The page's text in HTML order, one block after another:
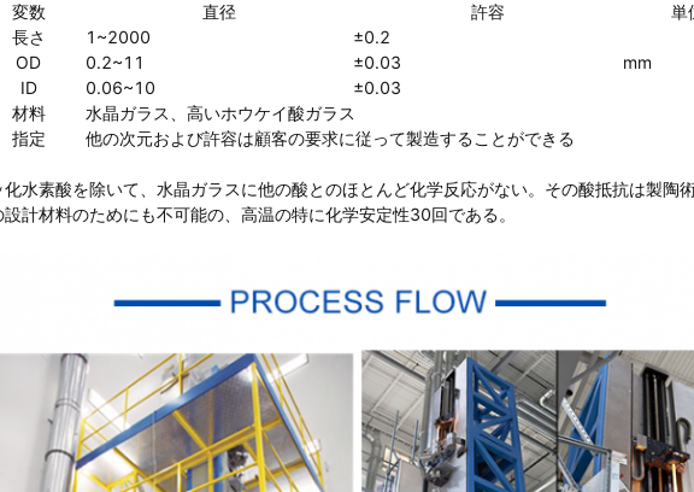
変数
直径 許容
単
長さ
1~2000
±0.2
mm
OD 0.2~11
±0.03
ID
0.06~10
±0.03
材料
水晶ガラス、高いホウケイ酸ガラス
指定
他の次元および許容は顧客の要求に従って製造することができる
化水素酸を除いて、水晶ガラスに他の酸とのほとんど化学反応がない。その酸抵抗は製陶
設計材料のためにも不可能の、高温の特に化学安定性30回である。